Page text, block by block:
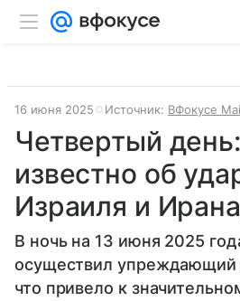
16 июня 2025 Источник: ВФокусе
Четвертый
известно об
Израиля и
В ночь на 13 июня 2025
осуществил упреждающий
что привело к